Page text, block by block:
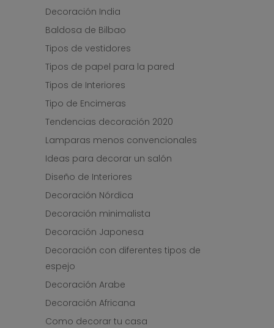
Decoración India
Baldosa de Bilbao
Tipos de vestidores
Tipos de papel para la pared
Tipos de Interiores
Tipo de Encimeras
Tendencias decoración 2020
Lamparas menos convencionales
Ideas para decorar un salón
Diseño de Interiores
Decoración Nórdica
Decoración minimalista
Decoración Japonesa
Decoración con diferentes tipos de
espejo
Decoración Arabe
Decoración Africana
Como decorar tu casa